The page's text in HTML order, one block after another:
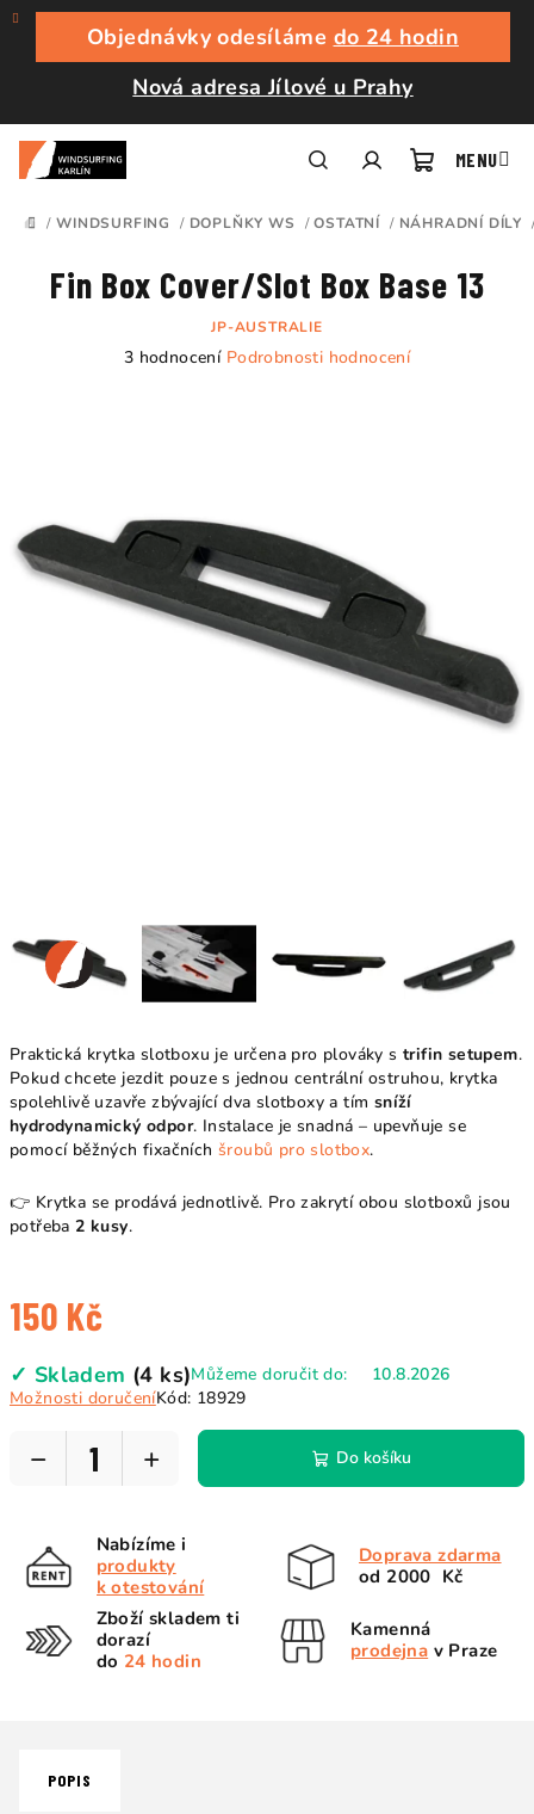
Přejít
obsah
Objednávky odesíláme do 24 hodin
Nová adresa Jílové u Prahy
košík
DOMŮ
/ WINDSURFING / DOPLŇKY WS / OSTATNÍ / NÁHRADNÍ DÍLY
Praktická krytka slotboxu je určena pro plováky s trifin setupem.
Pokud chcete jezdit pouze s jednou centrální ostruhou, krytka
spolehlivě uzavře zbývající dva slotboxy a tím sníží
hydrodynamický odpor. Instalace je snadná – upevňuje se
pomocí běžných fixačních šroubů pro slotbox.
👉 Krytka se prodává jednotlivě. Pro zakrytí obou slotboxů jsou
potřeba2 kusy.
150 Kč
cena:
✓ Skladem (4 ks)Můžeme doručit do:
10.8.2026
Možnosti doručeníKód: 18929
+
− Do košíku
Fin Box Cover/Slot Box Base 13
JP-AUSTRALIE
Průměrné
hvězdiček.
3 hodnocení Podrobnosti hodnocení
Nabízíme i
produkty
k otestování
Doprava zdarma
od 2000 Kč
Zboží skladem ti
dorazí
do 24 hodin
Kamenná
prodejna v Praze
POPIS